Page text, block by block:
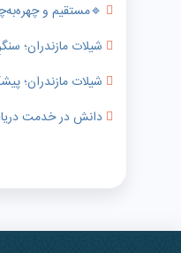
🔹️مستقیم و
شیلات مازندران؛
شیلات مازندران؛
دانش در خدمت